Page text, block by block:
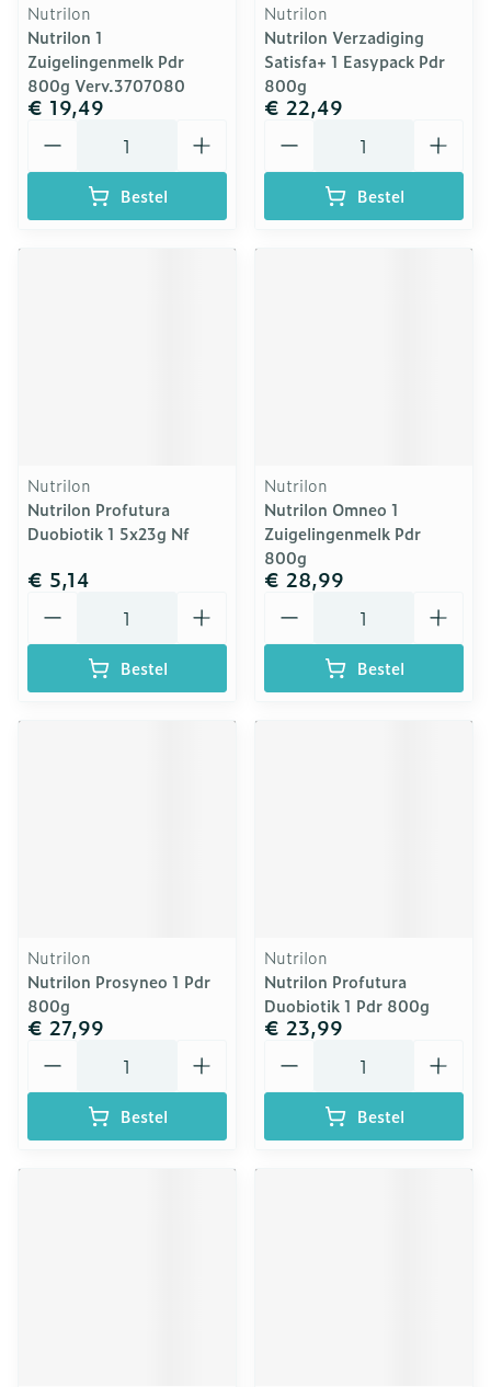
Nutrilon
Nutrilon 1
Zuigelingenmelk Pdr
800g Verv.3707080
€ 19,49
Bestel
Nutrilon
Nutrilon Verzadiging
Satisfa+ 1 Easypack Pdr
800g
€ 22,49
Bestel
Nutrilon
Nutrilon Profutura
Duobiotik 1 5x23g Nf
€ 5,14
Bestel
Nutrilon
Nutrilon Omneo 1
Zuigelingenmelk Pdr
800g
€ 28,99
Bestel
Nutrilon
Nutrilon Prosyneo 1 Pdr
800g
€ 27,99
Bestel
Nutrilon
Nutrilon Profutura
Duobiotik 1 Pdr 800g
€ 23,99
Bestel